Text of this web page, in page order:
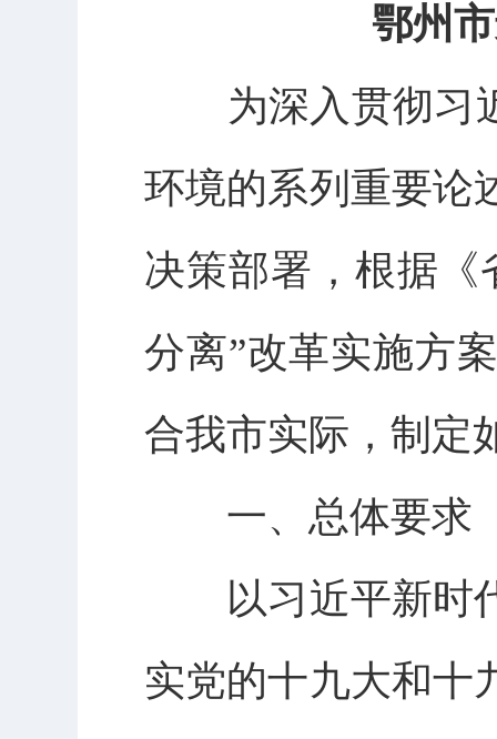
鄂州市
为深入贯彻习近
环境的系列重要论
决策部署，根据
分离”改革实施方
合我市实际，制定
一、总体要求
以习近平新时代
实党的十九大和十